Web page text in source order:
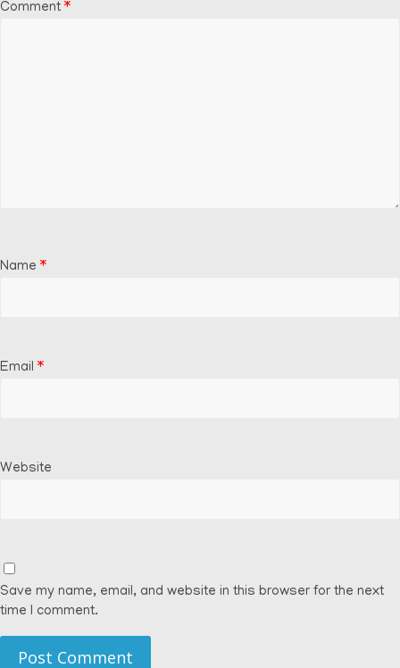
Comment *
Name *
Email *
Website
Save my name, email, and website in this browser for the next
time I comment.